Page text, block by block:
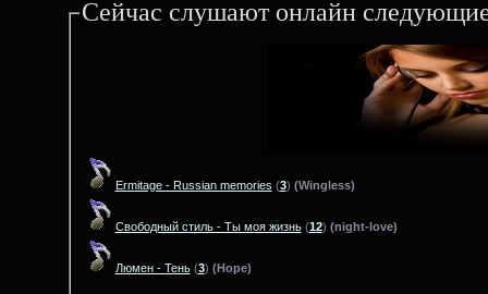
Сейчас слушают онлайн
Ermitage - Russian memories (3) (Wingless)
Свободный стиль - Ты моя жизнь (12) (night-love)
Люмен - Тень (3) (Hope)